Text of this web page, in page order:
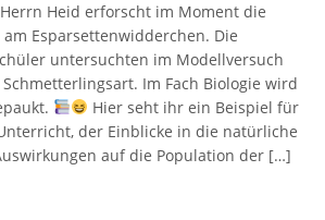
Heid erforscht im Moment die
Esparsettenwidderchen. Die
untersuchten im Modellversuch
Im Fach Biologie wird
Hier seht ihr ein Beispiel für
der Einblicke in die natürliche
auf die Population der […]